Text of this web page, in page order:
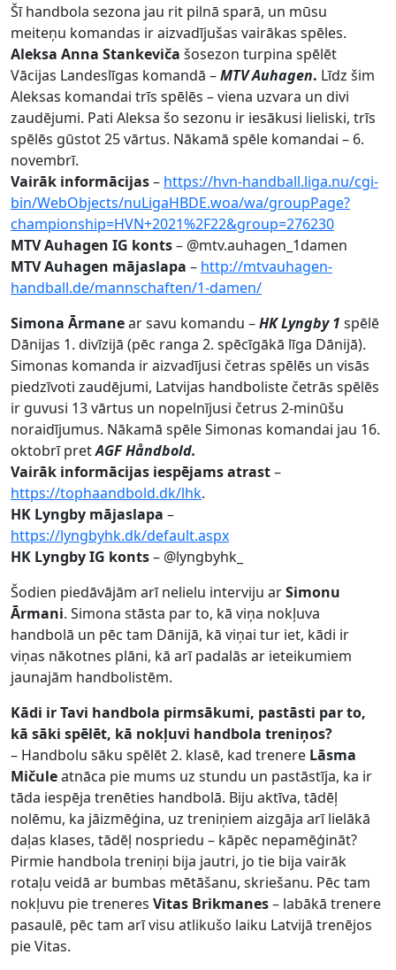
Šī handbola sezona jau rit pilnā sparā, un mūsu
meiteņu komandas ir aizvadījušas vairākas spēles.
Aleksa Anna Stankeviča šosezon turpina spēlēt
Vācijas Landeslīgas komandā –MTV Auhagen. Līdz šim
Aleksas komandai trīs spēlēs – viena uzvara un divi
zaudējumi. Pati Aleksa šo sezonu ir iesākusi lieliski, trīs
spēlēs gūstot 25 vārtus. Nākamā spēle komandai – 6.
novembrī.
Vairāk informācijas– https://hvn-handball.liga.nu/cgi-
bin/WebObjects/nuLigaHBDE.woa/wa/groupPage?
championship=HVN+2021%2F22&group=276230
MTV Auhagen IG konts– @mtv.auhagen_1damen
MTV Auhagen mājaslapa – http://mtvauhagen-
handball.de/mannschaften/1-damen/
Simona Ārmanear savu komandu –HK Lyngby 1 spēlē
Dānijas 1. divīzijā (pēc ranga 2. spēcīgākā līga Dānijā).
Simonas komanda ir aizvadījusi četras spēlēs un visās
piedzīvoti zaudējumi, Latvijas handboliste četrās spēlēs
ir guvusi 13 vārtus un nopelnījusi četrus 2-minūšu
noraidījumus. Nākamā spēle Simonas komandai jau 16.
oktobrī pretAGF Håndbold.
Vairāk informācijas iespējams atrast–
https://tophaandbold.dk/lhk.
HK Lyngby mājaslapa –
https://lyngbyhk.dk/default.aspx
HK Lyngby IG konts– @lyngbyhk_
Šodien piedāvājām arī nelielu interviju arSimonu
Ārmani. Simona stāsta par to, kā viņa nokļuva
handbolā un pēc tam Dānijā, kā viņai tur iet, kādi ir
viņas nākotnes plāni, kā arī padalās ar ieteikumiem
jaunajām handbolistēm.
Kādi ir Tavi handbola pirmsākumi, pastāsti par to,
kā sāki spēlēt, kā nokļuvi handbola treniņos?
– Handbolu sāku spēlēt 2. klasē, kad trenere Lāsma
Mičuleatnāca pie mums uz stundu un pastāstīja, ka ir
tāda iespēja trenēties handbolā. Biju aktīva, tādēļ
nolēmu, ka jāizmēģina, uz treniņiem aizgāja arī lielākā
daļas klases, tādēļ nospriedu – kāpēc nepamēģināt?
Pirmie handbola treniņi bija jautri, jo tie bija vairāk
rotaļu veidā ar bumbas mētāšanu, skriešanu. Pēc tam
nokļuvu pie treneres Vitas Brikmanes– labākā trenere
pasaulē, pēc tam arī visu atlikušo laiku Latvijā trenējos
pie Vitas.